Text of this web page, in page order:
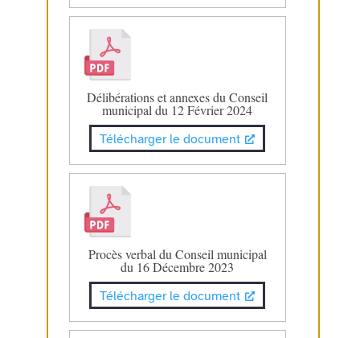
Délibérations et annexes du Conseil
municipal du 12 Février 2024
Télécharger le document
Procès verbal du Conseil municipal
du 16 Décembre 2023
Télécharger le document